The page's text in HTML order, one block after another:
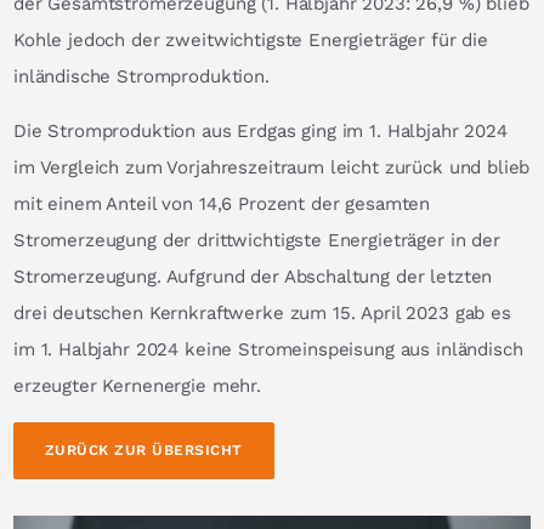
Kohle jedoch der zweitwichtigste Energieträger für die
inländische Stromproduktion.
Die Stromproduktion aus Erdgas ging im 1. Halbjahr 2024
im Vergleich zum Vorjahreszeitraum leicht zurück und blieb
mit einem Anteil von 14,6 Prozent der gesamten
Stromerzeugung der drittwichtigste Energieträger in der
Stromerzeugung. Aufgrund der Abschaltung der letzten
drei deutschen Kernkraftwerke zum 15. April 2023 gab es
im 1. Halbjahr 2024 keine Stromeinspeisung aus inländisch
erzeugter Kernenergie mehr.
ZURÜCK ZUR ÜBERSICHT